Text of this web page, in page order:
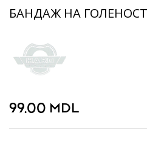
БАНДАЖ НА
99.00 MDL